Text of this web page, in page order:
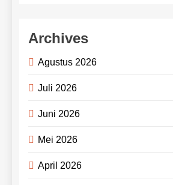
Archives
Agustus 2026
Juli 2026
Juni 2026
Mei 2026
April 2026